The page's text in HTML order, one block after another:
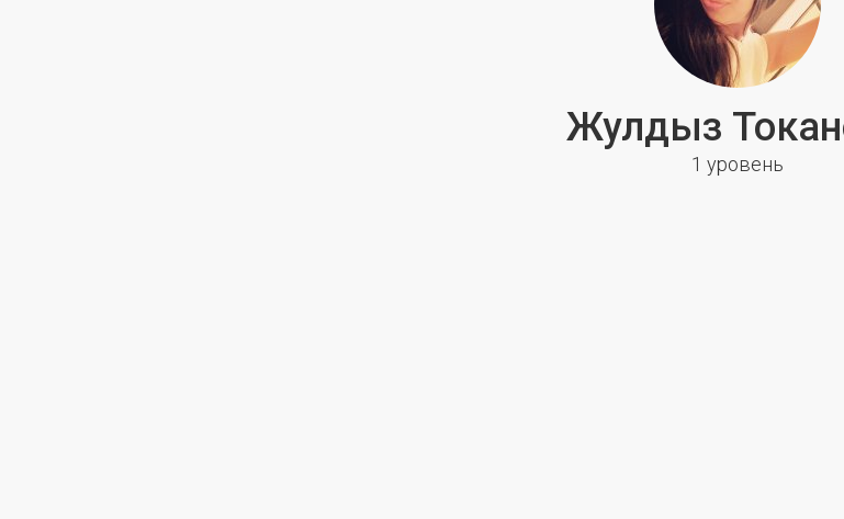
Жулдыз
1 уровень